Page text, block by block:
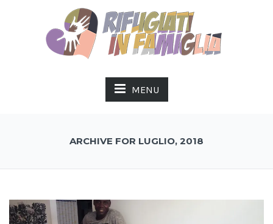
MENU
ARCHIVE FOR LUGLIO, 2018